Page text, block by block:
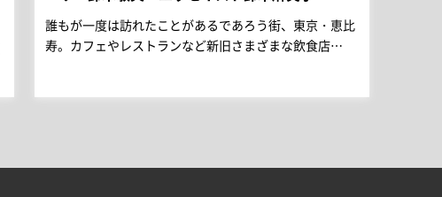
誰もが一度は訪れたことがあるであろう街、東京・恵比
寿。カフェやレストランなど新旧さまざまな飲食店…